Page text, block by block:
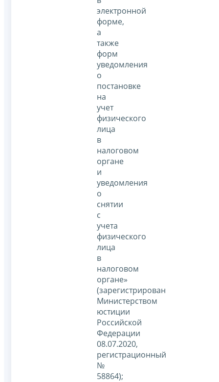
электронной
форме,
а
также
форм
уведомления
о
постановке
на
учет
физического
лица
в
налоговом
органе
и
уведомления
о
снятии
с
учета
физического
лица
в
налоговом
органе»
(зарегистрирован
Министерством
юстиции
Российской
Федерации
08.07.2020,
регистрационный
№
58864);